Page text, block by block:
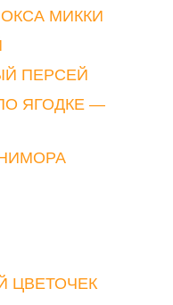
МИККИ
ПЕРСЕЙ
ЯГОДКЕ —
ЦВЕТОЧЕК